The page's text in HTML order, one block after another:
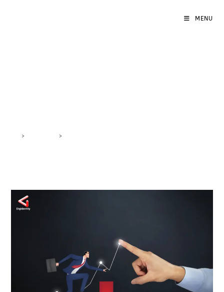
MENU
> >